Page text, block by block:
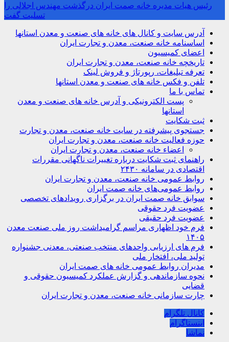
رئیس هیات مدیره خانه صمت ایران درگذشت مهندس اجلالی را
تسلیت گفت
آدرس سایت و کانال های خانه های صنعت و معدن استانها
اساسنامه خانه صنعت، معدن و تجارت ایران
اعضای کمیسیون
تاریخچه خانه صنعت، معدن و تجارت ایران
تعرفه تبلیغات، رپورتاژ و فروش لینک
تلفن و فکس خانه های صنعت و معدن استانها
تماس با ما
پست الکترونیکی و آدرس خانه های صنعت و معدن
استانها
ثبت شکایت
جستجوی پیشرفته در سایت خانه صنعت، معدن و تجارت
حوزه فعالیت خانه صنعت، معدن و تجارت ایران
اعضاء خانه صنعت، معدن و تجارت ایران
راهنمای ثبت شکایت درباره تغییرات ناگهانی مقررات
اقتصادی در سامانه ۲۴۳۰
روابط عمومی خانه صنعت، معدن و تجارت ایران
روابط عمومی‌های خانه صمت ایران
سوابق خانه صمت ایران در برگزاری رویدادهای تخصصی
عضویت فرد حقوقی
عضویت فرد حقیقی
فرم خود اظهاری مراسم گرامیداشت روز ملی صنعت معدن
۱۴۰۵
فرم های ارزیابی واحدهای منتخب صنعتی، معدنی جشنواره
تولید ملی، افتخار ملی
مدیران روابط عمومی خانه های صمت ایران
نحوه سازماندهی و گزارش عملکرد کمیسیون حقوقی و
قضایی
چارت سازمانی خانه صنعت، معدن و تجارت ایران
کانال تلگرام
اینستاگرام
نماشا